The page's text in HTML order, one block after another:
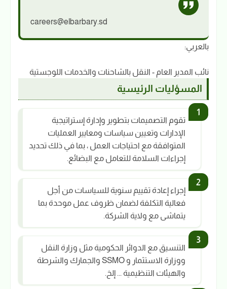
careers@elbarbary.sd
بالعربي:
نائب المدير العام - النقل بالشاحنات والخدمات اللوجستية
المسؤليات الرئيسية
تقوم التصميمات بتطوير وإدارة إستراتيجية
الإدارات وتعيين سياسات ومعايير العمليات
المتوافقة مع احتياجات العمل ، بما في ذلك تحديد
إجراءات السلامة للتعامل مع البضائع.
إجراء إعادة تقييم سنوية للسياسات من أجل
فعالية التكلفة لضمان ظروف عمل موحدة بما
يتماشى مع ولاية الشركة.
التنسيق مع الدوائر الحكومية مثل وزارة النقل
ووزارة الاستثمار و SSMO والجمارك والشرطة
والهيئات التنظيمية ... إلخ.